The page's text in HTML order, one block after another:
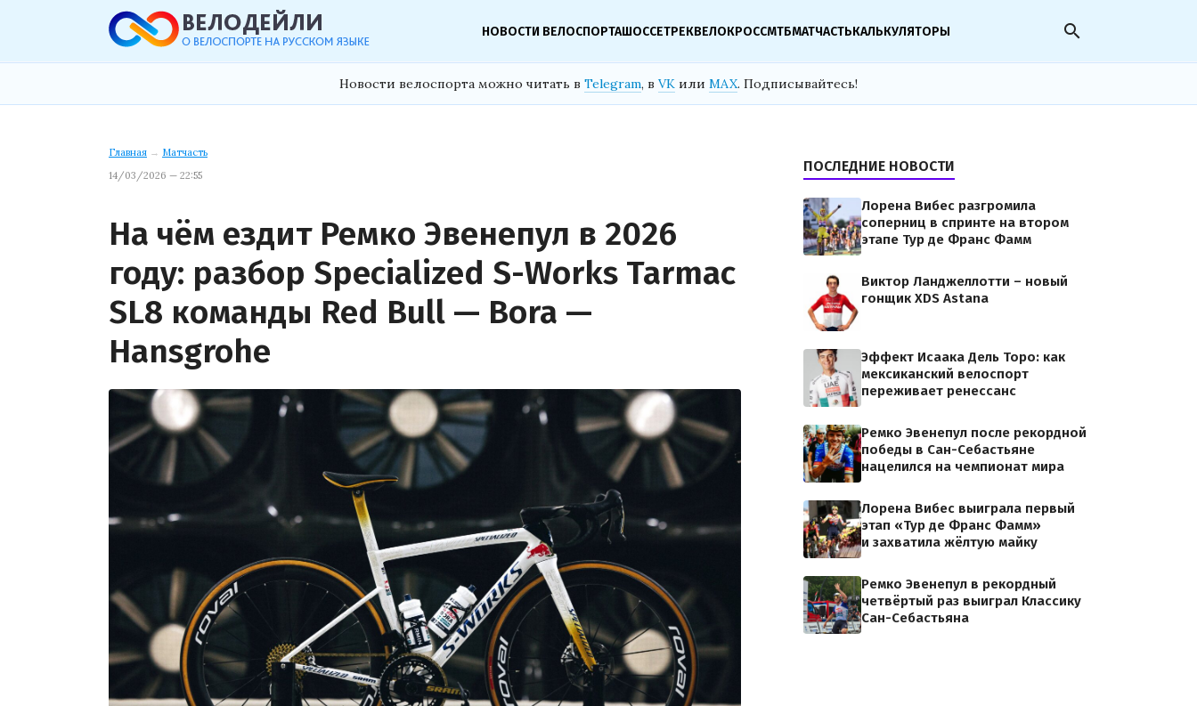
НОВОСТИ ВЕЛОСПОРТАШОССЕТРЕКВЕЛОКРОССМТБМАТЧАСТЬКАЛЬКУЛЯТОРЫ search
Новости велоспорта можно читать в Telegram, в VK или MAX. Подписывайтесь!
Главная → Матчасть
14/03/2026 — 22:55
На чём ездит Ремко Эвенепул в 2026
году: разбор Specialized S-Works Tarmac
SL8 команды Red Bull — Bora —
Hansgrohe
ПОСЛЕДНИЕ НОВОСТИ
Лорена Вибес разгромила
соперниц в спринте на втором
этапе Тур де Франс Фамм
Виктор Ланджеллотти – новый
гонщик XDS Astana
Эффект Исаака Дель Торо: как
мексиканский велоспорт
переживает ренессанс
Ремко Эвенепул после рекордной
победы в Сан-Себастьяне
нацелился на чемпионат мира
Лорена Вибес выиграла первый
этап «Тур де Франс Фамм»
и захватила жёлтую майку
Ремко Эвенепул в рекордный
четвёртый раз выиграл Классику
Сан-Себастьяна